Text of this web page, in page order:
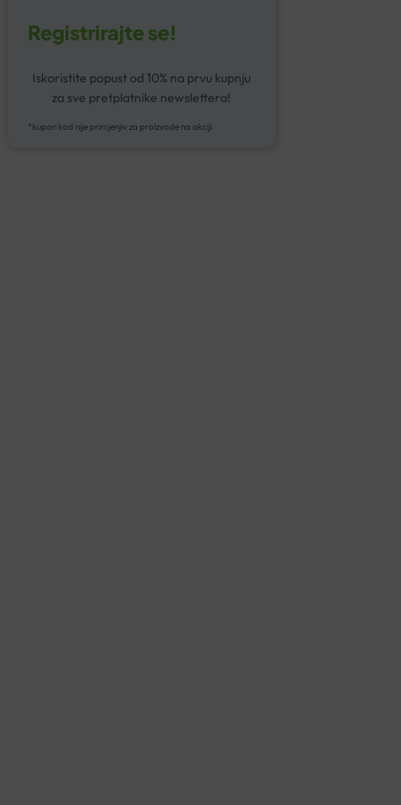
Registrirajte se!
Iskoristite popust od 10% na prvu kupnju
za sve pretplatnike newslettera!
*kupon kod nije primjenjiv za proizvode na akciji